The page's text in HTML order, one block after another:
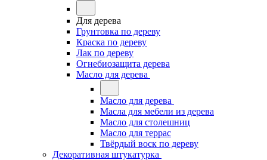
Для дерева
Грунтовка по дереву
Краска по дереву
Лак по дереву
Огнебиозащита дерева
Масло для дерева
Масло для дерева
Масла для мебели из дерева
Масло для столешниц
Масло для террас
Твёрдый воск по дереву
Декоративная штукатурка